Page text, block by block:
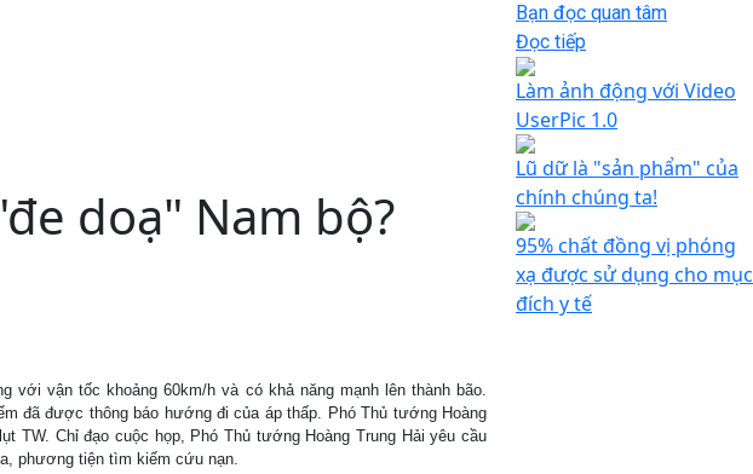
doạ" Nam bộ?
với vận tốc khoảng 60km/h và có khả năng mạnh lên thành bão.
đã được thông báo hướng đi của áp thấp. Phó Thủ tướng Hoàng
TW. Chỉ đạo cuộc họp, Phó Thủ tướng Hoàng Trung Hải yêu cầu
phương tiện tìm kiếm cứu nạn.
Bạn đọc quan tâm
Đọc tiếp
Làm ảnh động với Video
UserPic 1.0
Lũ dữ là "sản phẩm" của
chính chúng ta!
95% chất đồng vị phóng
xạ được sử dụng cho mục
đích y tế